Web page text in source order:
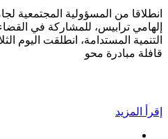
انطلاقا من المسؤولية المجتمعية
إلهامي ترابيس، للمشاركة في
قافلة مبادرة محو
إقرأ المزيد